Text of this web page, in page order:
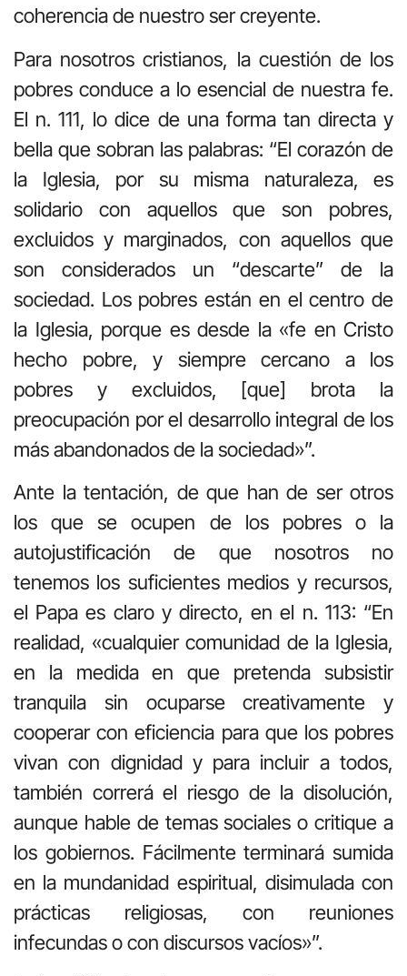
coherencia de nuestro ser creyente.
Para nosotros cristianos, la cuestión de los
pobres conduce a lo esencial de nuestra fe.
El n. 111, lo dice de una forma tan directa y
bella que sobran las palabras: “El corazón de
la Iglesia, por su misma naturaleza, es
solidario con aquellos que son pobres,
excluidos y marginados, con aquellos que
son considerados un “descarte” de la
sociedad. Los pobres están en el centro de
la Iglesia, porque es desde la «fe en Cristo
hecho pobre, y siempre cercano a los
pobres y excluidos, [que] brota la
preocupación por el desarrollo integral de los
más abandonados de la sociedad»”.
Ante la tentación, de que han de ser otros
los que se ocupen de los pobres o la
autojustificación de que nosotros no
tenemos los suficientes medios y recursos,
el Papa es claro y directo, en el n. 113: “En
realidad, «cualquier comunidad de la Iglesia,
en la medida en que pretenda subsistir
tranquila sin ocuparse creativamente y
cooperar con eficiencia para que los pobres
vivan con dignidad y para incluir a todos,
también correrá el riesgo de la disolución,
aunque hable de temas sociales o critique a
los gobiernos. Fácilmente terminará sumida
en la mundanidad espiritual, disimulada con
prácticas religiosas, con reuniones
infecundas o con discursos vacíos»”.